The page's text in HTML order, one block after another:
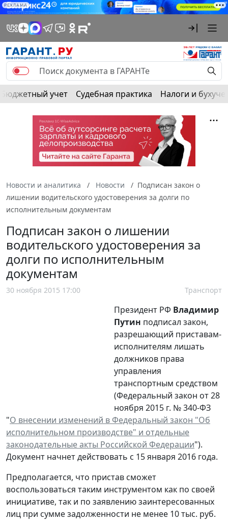
РЕКЛАМА
Бюджетный учет Судебная практика Налоги и
Новости и аналитика Новости
Подписан закон о
лишении водительского удостоверения за долги по
исполнительным документам
Подписан закон о лишении
водительского удостоверения за
долги по исполнительным
документам
30 ноября 2015 17:00 Транспорт
Президент РФ Владимир
Путин подписал закон,
разрешающий приставам-
исполнителям лишать
должников права
управления
транспортным средством
(Федеральный закон от 28
ноября 2015 г. № 340-ФЗ
"О внесении изменений в Федеральный закон "Об
исполнительном производстве" и отдельные
законодательные акты Российской Федерации").
Документ начнет действовать с 15 января 2016 года.
Предполагается, что пристав сможет
воспользоваться таким инструментом как по своей
инициативе, так и по заявлению заинтересованных
лиц при сумме задолженности не менее 10 тыс. руб.